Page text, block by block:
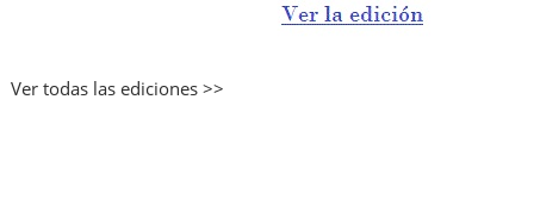
Ver todas las ediciones >>